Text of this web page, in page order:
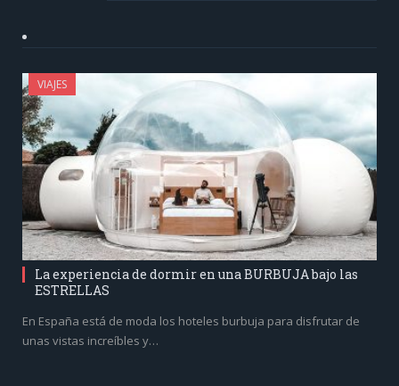
VIAJES
La experiencia de dormir en una BURBUJA bajo las
ESTRELLAS
En España está de moda los hoteles burbuja para disfrutar de
unas vistas increíbles y…